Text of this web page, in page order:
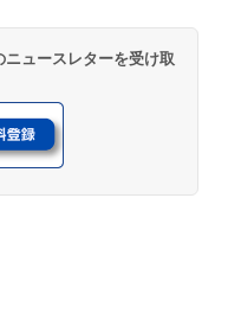
ュースレターを受け取